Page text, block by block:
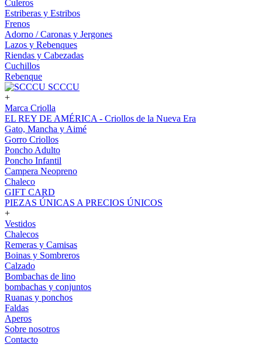
Culeros
Estriberas y Estribos
Frenos
Adorno / Caronas y Jergones
Lazos y Rebenques
Riendas y Cabezadas
Cuchillos
Rebenque
SCCCU
+
Marca Criolla
EL REY DE AMÉRICA - Criollos de la Nueva Era
Gato, Mancha y Aimé
Gorro Criollos
Poncho Adulto
Poncho Infantil
Campera Neopreno
Chaleco
GIFT CARD
PIEZAS ÚNICAS A PRECIOS ÚNICOS
+
Vestidos
Chalecos
Remeras y Camisas
Boinas y Sombreros
Calzado
Bombachas de lino
bombachas y conjuntos
Ruanas y ponchos
Faldas
Aperos
Sobre nosotros
Contacto